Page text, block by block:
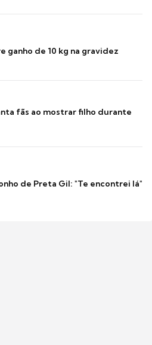
ganho de 10 kg na gravidez
fãs ao mostrar filho durante
de Preta Gil: "Te encontrei lá"